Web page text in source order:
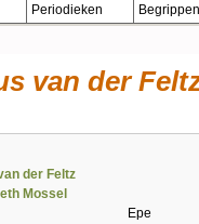
Periodieken Begrippen
van der
der Feltz
Mossel
Epe